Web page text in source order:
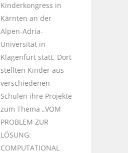
Kinderkongress in
Kärnten an der
Alpen-Adria-
Universität in
Klagenfurt statt. Dort
stellten Kinder aus
verschiedenen
Schulen ihre Projekte
zum Thema „VOM
PROBLEM ZUR
LÖSUNG:
COMPUTATIONAL